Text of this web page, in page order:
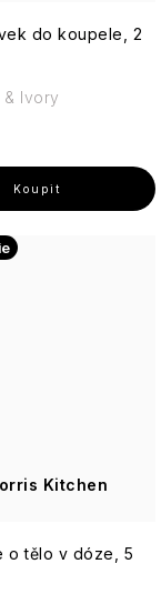
do koupele, 2
Ivory
Kitchen
o tělo v dóze, 5